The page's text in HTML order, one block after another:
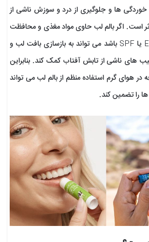
خوردگی‌ ها و جلوگیری از درد و سوزش ناشی از
است. اگر بالم لب حاوی مواد مغذی و محافظت‌
کننده مانند ویتامین E یا SPF باشد می‌ تواند به بازسازی بافت لب و
های ناشی از تابش آفتاب کمک کند. بنابراین
هوای گرم استفاده منظم از بالم لب می‌ تواند
را تضمین کند.